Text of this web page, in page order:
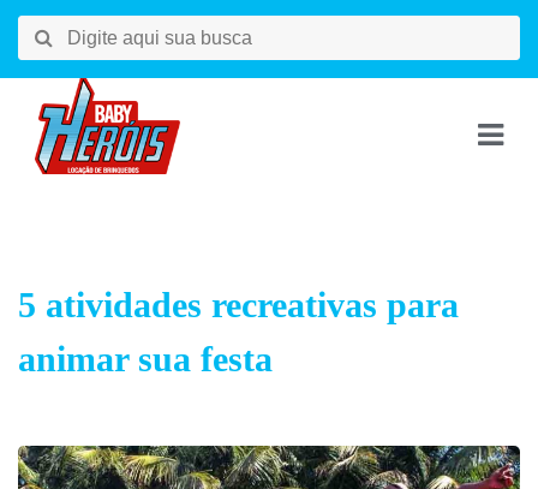
5 atividades recreativas para
animar sua festa